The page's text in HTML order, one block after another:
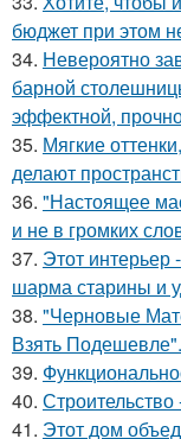
бюджет при этом
34. Невероятно
барной
эффектной,
35. Мягкие
делают
36. "Настоящее
и не в громких
37. Этот интерьер
шарма старины и
38. "Черновые
Взять Подешевле".
39.
40. Строительство
41. Этот дом